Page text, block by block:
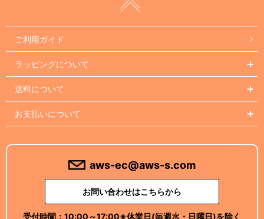
ご利用ガイド
ラッピングについて
送料について
お支払いについて
aws-ec@aws-s.com
お問い合わせはこちらから
受付時間： 10:00～17:00※休業日(毎週水・日曜日)を除く